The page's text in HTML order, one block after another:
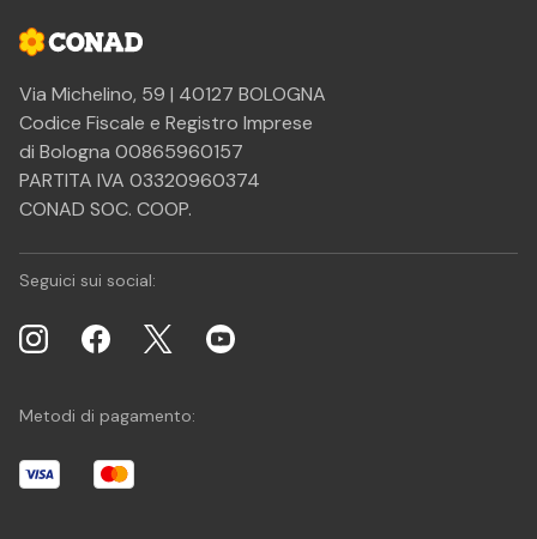
Via Michelino, 59 | 40127 BOLOGNA
Codice Fiscale e Registro Imprese
di Bologna 00865960157
PARTITA IVA 03320960374
CONAD SOC. COOP.
Seguici sui social:
Metodi di pagamento: